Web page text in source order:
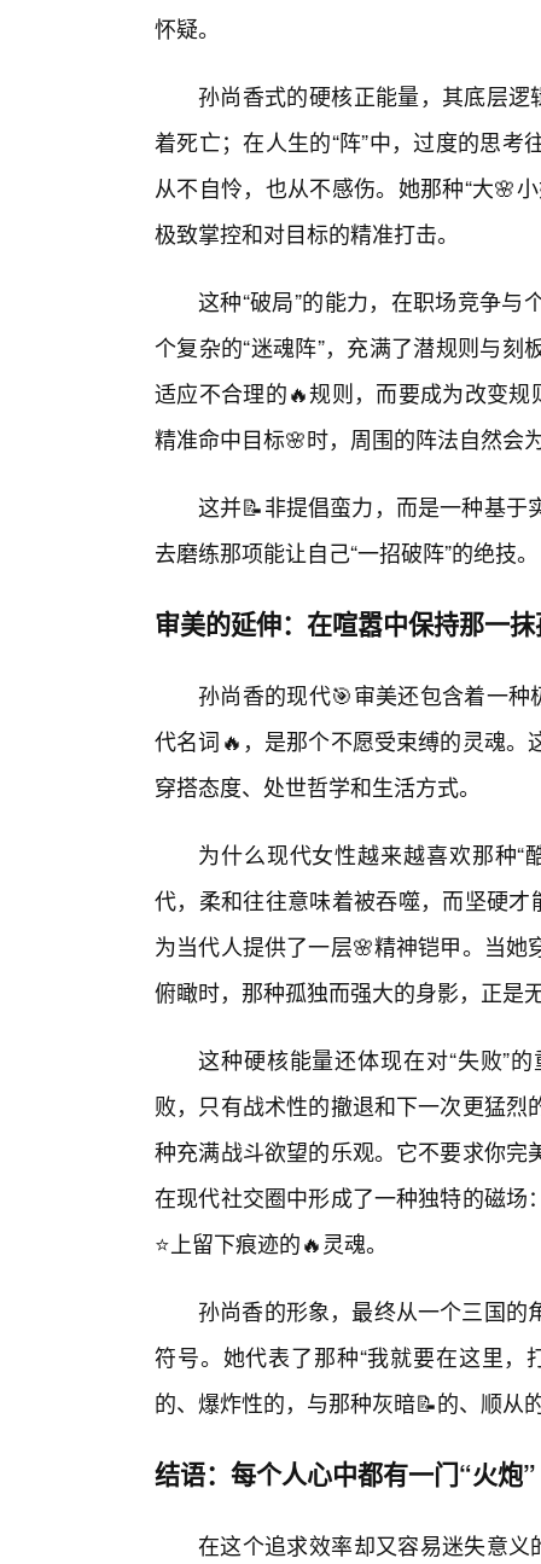
怀疑。
孙尚香式的硬核正能量，其底层逻
着死亡；在人生的“阵”中，过度的思
从不自怜，也从不感伤。她那种“大🌸
极致掌控和对目标的精准打击。
这种“破局”的能力，在职场竞争
个复杂的“迷魂阵”，充满了潜规则与
适应不合理的🔥规则，而要成为改变
精准命中目标🌸时，周围的阵法自然会
这并📝非提倡蛮力，而是一种基于
去磨练那项能让自己“一招破阵”的绝技。
审美的延伸：在喧嚣中保持那一
孙尚香的现代🎯审美还包含着一种
代名词🔥，是那个不愿受束缚的灵魂
穿搭态度、处世哲学和生活方式。
为什么现代女性越来越喜欢那种“
代，柔和往往意味着被吞噬，而坚硬
为当代人提供了一层🌸精神铠甲。当
俯瞰时，那种孤独而强大的身影，正是
这种硬核能量还体现在对“失败”
败，只有战术性的撤退和下一次更猛
种充满战斗欲望的乐观。它不要求你
在现代社交圈中形成了一种独特的磁
⭐上留下痕迹的🔥灵魂。
孙尚香的形象，最终从一个三国的
符号。她代表了那种“我就要在这里
的、爆炸性的，与那种灰暗📝的、顺从
结语：每个人心中都有一门“火炮”
在这个追求效率却又容易迷失意义